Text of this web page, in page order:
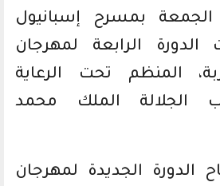
بمسرح إسبانيول
الدورة الرابعة لمهرجان
المنظم تحت الرعاية
الجلالة الملك محمد
الدورة الجديدة لمهرجان